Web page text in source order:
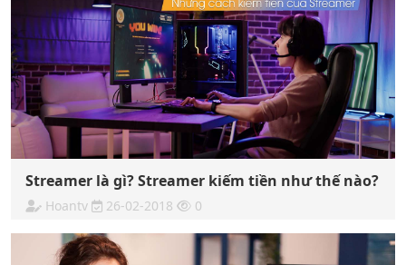
Streamer là gì? Streamer kiếm tiền như thế nào?
Hoantv 26-02-2018 0